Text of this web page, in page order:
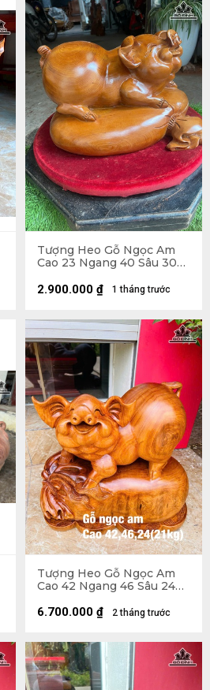
Tượng Heo Gỗ Ngọc Am
Cao 23 Ngang 40 Sâu 30
1 tháng trước
2.900.000 ₫
Tượng Heo Gỗ Ngọc Am
Cao 42 Ngang 46 Sâu 24
2 tháng trước
6.700.000 ₫